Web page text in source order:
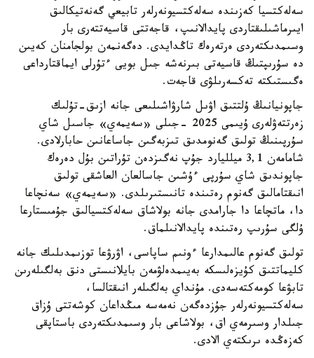
سەلەكتسيا كەزىندە سەلەكتسيونەرلەر تابيعي گەنەتيكالىق
ايىرماشىلىقتاردى پايدالانىپ، قاجەتتى قاسيەتتەرى بار
وسىمدىكتەردى ەرتەرەك تاڭدايدى. دەگەنمەن بولجامنان كەيىن
دە سۇرىپتىڭ قاسيەتى بىرنەشە جىل بويى ءتۇرلى ايماقتارداعى
ەگىستىكتە تەكسەرىلۋى قاجەت.
جاپونيانىڭ ۇلتتىق اۋىل شارۋاشىلىعى جانە ازىق-تۇلىك
زەرتتەۋلەرى ۇيىمى 2025 -جىلى «سەيمەي» جاسىل شاي
سۇرپىنىڭ تولىق گەنومدىق تىزبەگىن جاساعانىن حابارلادى.
شامامەن 3,1 ميلليارد جۇپ نەگىزدەن تۇراتىن بۇل دەرەك
جاپوندىق شاي سۇرپى ءۇشىن جاسالعان العاشقى تولىق
انىقتامالىق گەنوم رەتىندە تانىستىرىلدى. «سەيمەي» سەنچاعا
دا، ماتچاعا دا جارامدى جانە بولاشاق سەلەكتسيالىق جۇمىستارعا
ۇلگى سۇرىپ رەتىندە پايدالانىلماق.
تولىق گەنوم عالىمدارعا ءونىم ساپاسى، اۋرۋعا توزىمدىلىك جانە
كليماتتىق كۇيزەلىسكە بەيىمدەلۋمەن بايلانىستى دنق بەلگىلەرىن
تابۋعا كومەكتەسەدى. مۇنداي بەلگىلەر انىقتالسا،
سەلەكتسيونەرلەر جۇزدەگەن نەمەسە مىڭداعان كوشەتتى ۇزاق
جىلدار وسىرمەي اق، بولاشاعى بار وسىمدىكتەردى باستاپقى
كەزەڭدە ىرىكتەي الادى.